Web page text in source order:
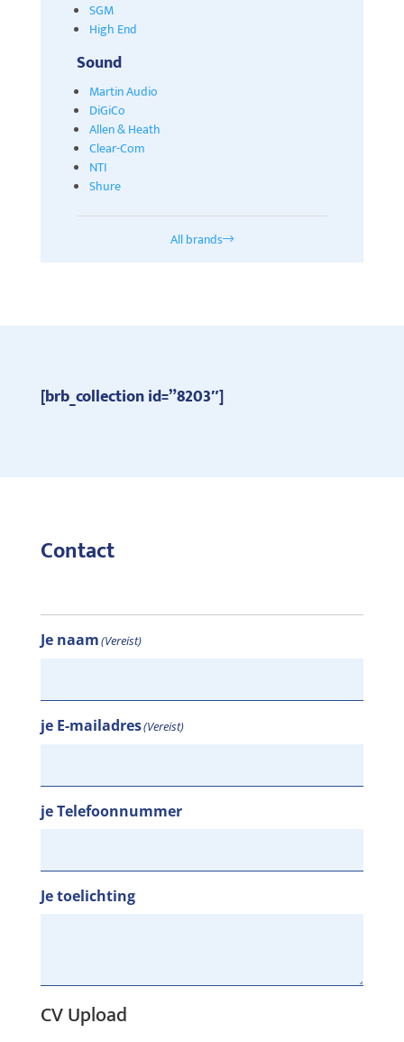
SGM
High End
Sound
Martin Audio
DiGiCo
Allen & Heath
Clear-Com
NTI
Shure
All brands
[brb_collection id=”8203″]
Contact
Je naam(Vereist)
je E-mailadres(Vereist)
je Telefoonnummer
Je toelichting
CV Upload